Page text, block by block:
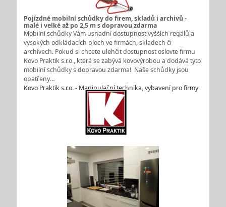
Pojízdné mobilní schůdky do firem, skladů i archivů -
malé i velké až po 2,5 m s dopravou zdarma
Mobilní schůdky Vám usnadní dostupnost vyšších regálů a
vysokých odkládacích ploch ve firmách, skladech či
archívech. Pokud si chcete ulehčit dostupnost oslovte firmu
Kovo Praktik s.r.o., která se zabývá kovovýrobou a dodává tyto
mobilní schůdky s dopravou zdarma! Naše schůdky jsou
opatřeny…
Kovo Praktik s.r.o. - Manipulační technika, vybavení pro firmy